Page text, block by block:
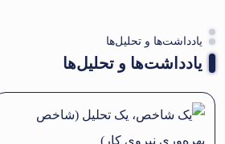
یادداشت‌ها و تحلیل‌ها
یادداشت‌ها و تحلیل‌ها